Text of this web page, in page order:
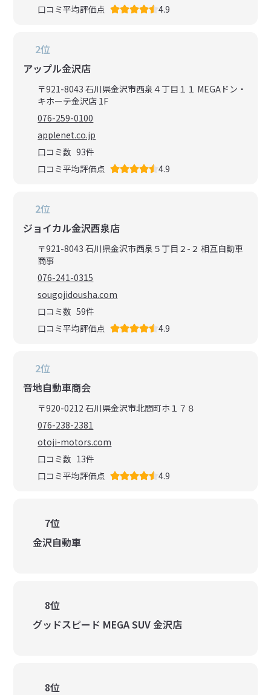
口コミ平均評価点
4.9
2位
アップル金沢店
〒921-8043 石川県金沢市西泉４丁目１１ MEGAドン・
キホーテ金沢店 1F
076-259-0100
applenet.co.jp
口コミ数 93件
口コミ平均評価点
4.9
2位
ジョイカル金沢西泉店
〒921-8043 石川県金沢市西泉５丁目２-２ 相互自動車
商事
076-241-0315
sougojidousha.com
口コミ数 59件
口コミ平均評価点
4.9
2位
音地自動車商会
〒920-0212 石川県金沢市北間町ホ１７８
076-238-2381
otoji-motors.com
口コミ数 13件
口コミ平均評価点
4.9
7位
金沢自動車
8位
グッドスピード MEGA SUV 金沢店
8位